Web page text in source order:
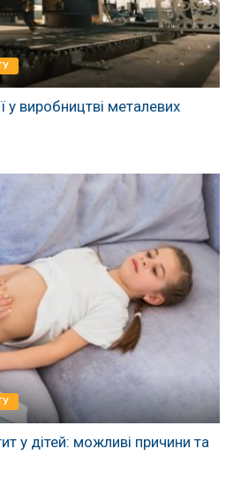
у виробництві металевих
у дітей: можливі причини та